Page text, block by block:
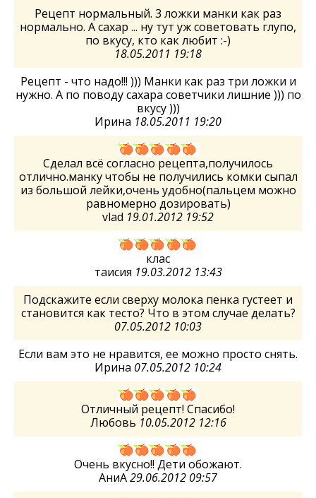
Рецепт нормальный. 3 ложки манки как раз
нормально. А сахар ... ну тут уж советовать глупо,
по вкусу, кто как любит :-)
18.05.2011 19:18
Рецепт - что надо!!! ))) Манки как раз три ложки и
нужно. А по поводу сахара советчики лишние ))) по
вкусу )))
Ирина 18.05.2011 19:20
Сделал всё согласно рецепта,получилось
отлично.манку чтобы не получились комки сыпал
из большой лейки,очень удобно(пальцем можно
равномерно дозировать)
vlad 19.01.2012 19:52
клас
таисия 19.03.2012 13:43
Подскажите если сверху молока пенка густеет и
становится как тесто? Что в этом случае делать?
07.05.2012 10:03
Если вам это не нравится, ее можно просто снять.
Ирина 07.05.2012 10:24
Отличный рецепт! Спасибо!
Любовь 10.05.2012 12:16
Очень вкусно!! Дети обожают.
АниА29.06.2012 09:57